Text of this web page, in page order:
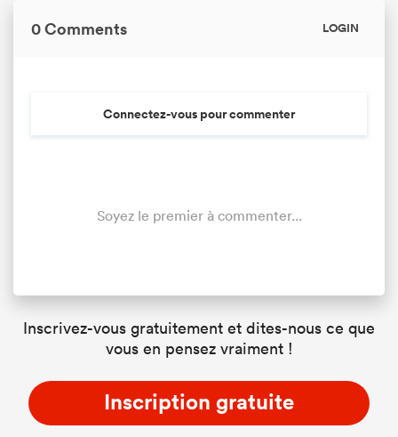
0 Comments LOGIN
Connectez-vous pour commenter
Soyez le premier à commenter...
Inscrivez-vous gratuitement et dites-nous ce que
vous en pensez vraiment !
Inscription gratuite